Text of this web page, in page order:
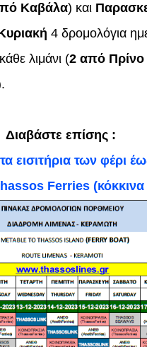
Καβάλα) και
4 δρομολόγια
λιμάνι (2 από Πρίνο
Διαβάστε επίσης :
Ferries (κόκκινα